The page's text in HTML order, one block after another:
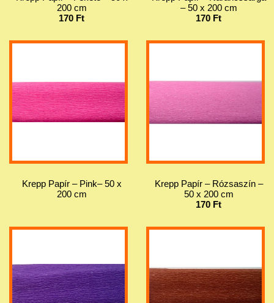
200 cm
170 Ft
– 50 x 200 cm
170 Ft
Krepp Papír – Pink– 50 x
200 cm
Krepp Papír – Rózsaszín –
50 x 200 cm
170 Ft